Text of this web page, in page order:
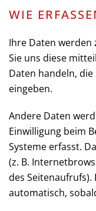
WIE
Ihre Daten werden
Sie uns diese
Daten handeln,
eingeben.
Andere Daten
Einwilligung beim
Systeme erfasst.
(z. B.
des
automatisch,